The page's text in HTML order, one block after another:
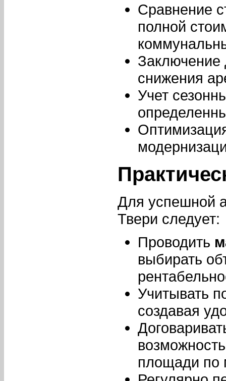
Сравнение
полной
Заключение
снижения
Учет
Для успешной
Твери следует:
Проводить
выбирать
Учитывать
создавая
площади по